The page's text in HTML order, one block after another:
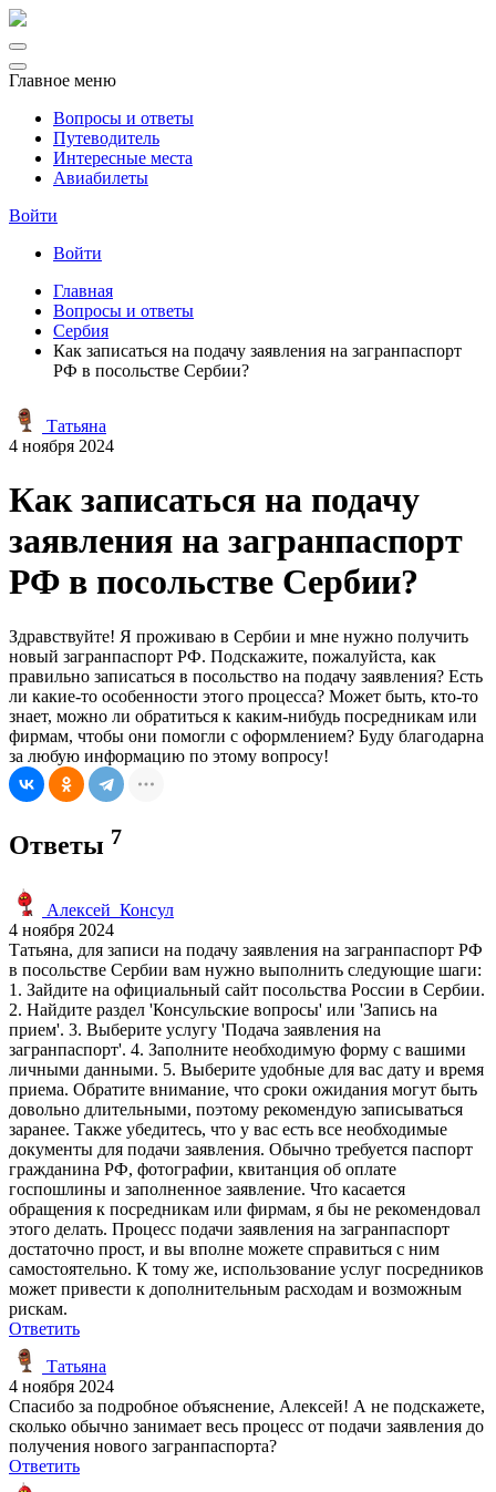
Главное меню
Вопросы и ответы
Путеводитель
Интересные места
Авиабилеты
Войти
Войти
Главная
Вопросы и ответы
Сербия
Как записаться на подачу заявления на загранпаспорт
РФ в посольстве Сербии?
Татьяна
4 ноября 2024
Как записаться на подачу
заявления на загранпаспорт
РФ в посольстве Сербии?
Здравствуйте! Я проживаю в Сербии и мне нужно получить
новый загранпаспорт РФ. Подскажите, пожалуйста, как
правильно записаться в посольство на подачу заявления? Есть
ли какие-то особенности этого процесса? Может быть, кто-то
знает, можно ли обратиться к каким-нибудь посредникам или
фирмам, чтобы они помогли с оформлением? Буду благодарна
за любую информацию по этому вопросу!
Ответы 7
Алексей_Консул
4 ноября 2024
Татьяна, для записи на подачу заявления на загранпаспорт РФ
в посольстве Сербии вам нужно выполнить следующие шаги:
1. Зайдите на официальный сайт посольства России в Сербии.
2. Найдите раздел 'Консульские вопросы' или 'Запись на
прием'. 3. Выберите услугу 'Подача заявления на
загранпаспорт'. 4. Заполните необходимую форму с вашими
личными данными. 5. Выберите удобные для вас дату и время
приема. Обратите внимание, что сроки ожидания могут быть
довольно длительными, поэтому рекомендую записываться
заранее. Также убедитесь, что у вас есть все необходимые
документы для подачи заявления. Обычно требуется паспорт
гражданина РФ, фотографии, квитанция об оплате
госпошлины и заполненное заявление. Что касается
обращения к посредникам или фирмам, я бы не рекомендовал
этого делать. Процесс подачи заявления на загранпаспорт
достаточно прост, и вы вполне можете справиться с ним
самостоятельно. К тому же, использование услуг посредников
может привести к дополнительным расходам и возможным
рискам.
Ответить
Татьяна
4 ноября 2024
Спасибо за подробное объяснение, Алексей! А не подскажете,
сколько обычно занимает весь процесс от подачи заявления до
получения нового загранпаспорта?
Ответить